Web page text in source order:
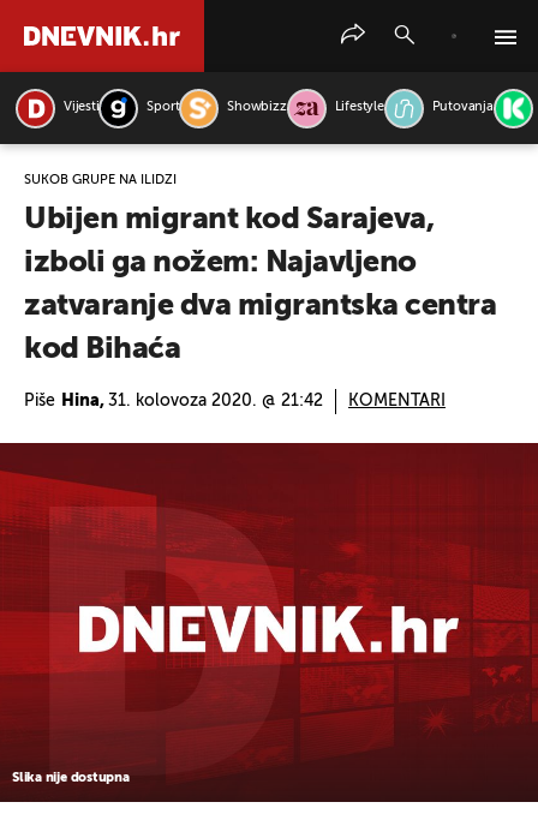
Vijesti Sport Showbizz Lifestyle Putovanja
SUKOB GRUPE NA ILIDŽI
Ubijen migrant kod Sarajeva,
izboli ga nožem: Najavljeno
zatvaranje dva migrantska centra
kod Bihaća
Piše Hina, 31. kolovoza 2020. @ 21:42 KOMENTARI
Slika nije dostupna
PRETRAŽITE VIJESTI